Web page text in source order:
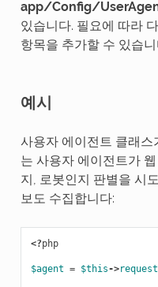
app/Config/
있습니다. 필요에 따라
항목을 추가할 수 있습니
예시
사용자 에이전트 클래
는 사용자 에이전트가
지, 로봇인지 판별을 시
보도 수집합니다:
<?php
$agent = $this->request